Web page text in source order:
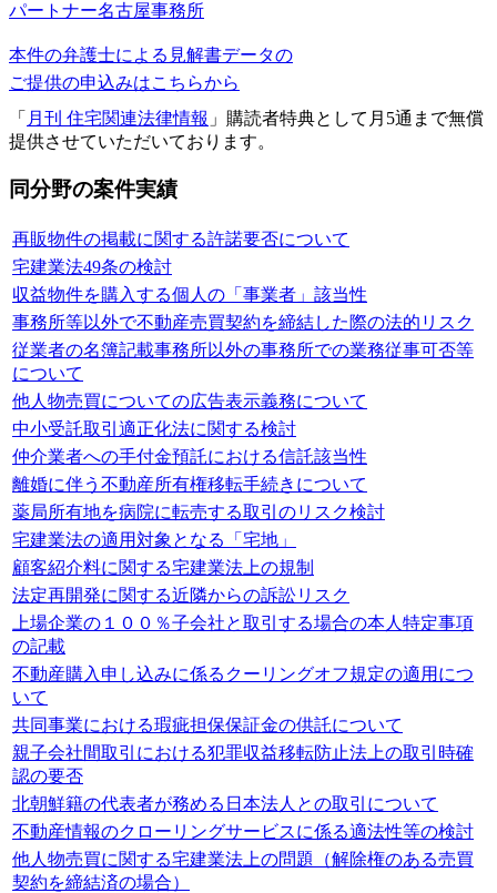
パートナー名古屋事務所
本件の弁護士による見解書データの
ご提供の申込みはこちらから
「 月刊 住宅関連法律情報 」購読者特典として月5通まで無償
提供させていただいております。
同分野の案件実績
再販物件の掲載に関する許諾要否について
宅建業法49条の検討
収益物件を購入する個人の「事業者」該当性
事務所等以外で不動産売買契約を締結した際の法的リスク
従業者の名簿記載事務所以外の事務所での業務従事可否等
について
他人物売買についての広告表示義務について
中小受託取引適正化法に関する検討
仲介業者への手付金預託における信託該当性
離婚に伴う不動産所有権移転手続きについて
薬局所有地を病院に転売する取引のリスク検討
宅建業法の適用対象となる「宅地」
顧客紹介料に関する宅建業法上の規制
法定再開発に関する近隣からの訴訟リスク
上場企業の１００％子会社と取引する場合の本人特定事項
の記載
不動産購入申し込みに係るクーリングオフ規定の適用につ
いて
共同事業における瑕疵担保保証金の供託について
親子会社間取引における犯罪収益移転防止法上の取引時確
認の要否
北朝鮮籍の代表者が務める日本法人との取引について
不動産情報のクローリングサービスに係る適法性等の検討
他人物売買に関する宅建業法上の問題（解除権のある売買
契約を締結済の場合）